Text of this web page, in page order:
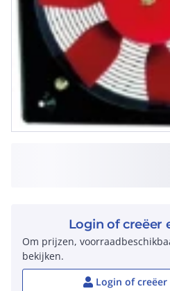
Login of creëer
Om prijzen,
bekijken.
Login of